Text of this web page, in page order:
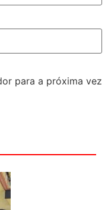
para a próxima vez